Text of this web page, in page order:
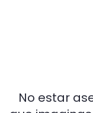
No estar